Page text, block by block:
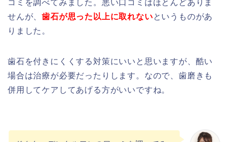
コミを調べてみました。悪い口コミはほとんどありま
せんが、歯石が思った以上に取れないというものがあ
りました。
歯石を付きにくくする対策にいいと思いますが、酷い
場合は治療が必要だったりします。なので、歯磨きも
併用してケアしてあげる方がいいですね。